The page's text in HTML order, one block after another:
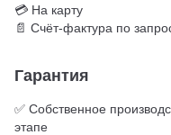
💳 На карту
📄 Счёт-фактура по
Гарантия
✅ Собственное
этапе